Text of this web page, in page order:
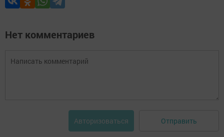
Нет комментариев
Авторизоваться Отправить